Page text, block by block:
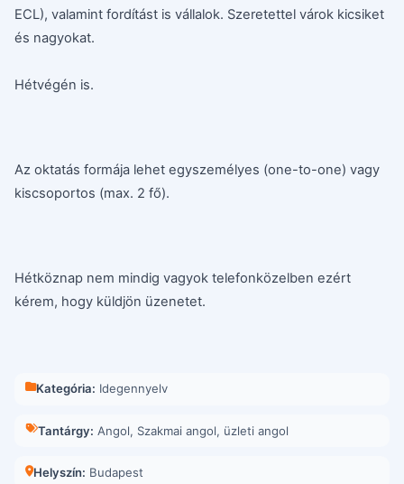
ECL), valamint fordítást is vállalok. Szeretettel várok kicsiket
és nagyokat.
Hétvégén is.
Az oktatás formája lehet egyszemélyes (one-to-one) vagy
kiscsoportos (max. 2 fő).
Hétköznap nem mindig vagyok telefonközelben ezért
kérem, hogy küldjön üzenetet.
Kategória: Idegennyelv
Tantárgy: Angol, Szakmai angol, üzleti angol
Helyszín: Budapest